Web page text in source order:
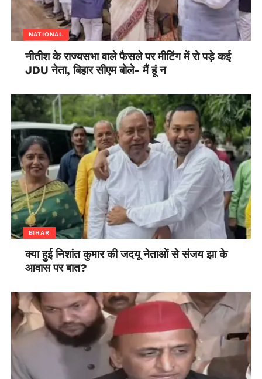
NATIONAL
नीतीश के राज्यसभा वाले फैसले पर मीटिंग में रो पड़े कई
JDU नेता, बिहार सीएम बोले- मैं हूं न
BIHAR
क्या हुई निशांत कुमार की जदयू नेताओं से संजय झा के
आवास पर बात?